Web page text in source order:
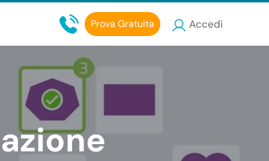
Prova Gratuita Accedi